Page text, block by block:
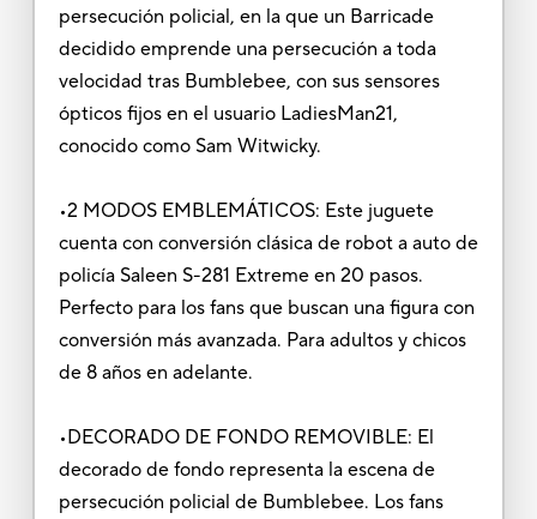
persecución policial, en la que un Barricade
decidido emprende una persecución a toda
velocidad tras Bumblebee, con sus sensores
ópticos fijos en el usuario LadiesMan21,
conocido como Sam Witwicky.
•2 MODOS EMBLEMÁTICOS: Este juguete
cuenta con conversión clásica de robot a auto de
policía Saleen S-281 Extreme en 20 pasos.
Perfecto para los fans que buscan una figura con
conversión más avanzada. Para adultos y chicos
de 8 años en adelante.
•DECORADO DE FONDO REMOVIBLE: El
decorado de fondo representa la escena de
persecución policial de Bumblebee. Los fans